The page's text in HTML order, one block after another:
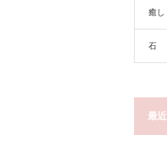
癒し
石
最